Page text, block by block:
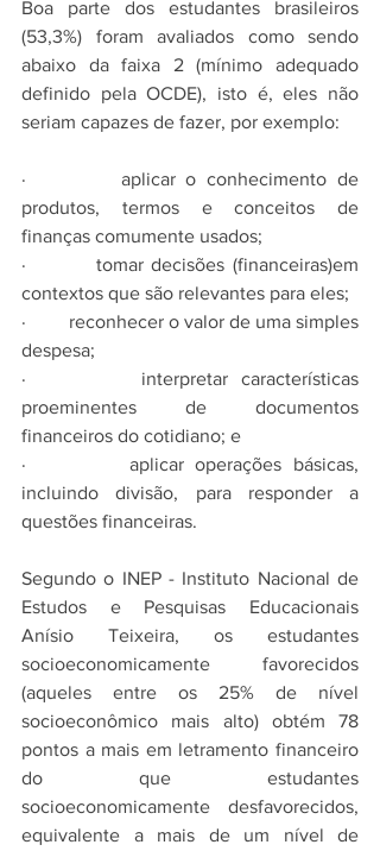
Boa parte dos estudantes brasileiros
(53,3%) foram avaliados como sendo
abaixo da faixa 2 (mínimo adequado
definido pela OCDE), isto é, eles não
seriam capazes de fazer, por exemplo:
·         aplicar o conhecimento de
produtos, termos e conceitos de
finanças comumente usados;
·         tomar decisões (financeiras)em
contextos que são relevantes para eles;
·         reconhecer o valor de uma simples
despesa;
·         interpretar características
proeminentes de documentos
financeiros do cotidiano; e
·         aplicar operações básicas,
incluindo divisão, para responder a
questões financeiras.
Segundo o INEP - Instituto Nacional de
Estudos e Pesquisas Educacionais
Anísio Teixeira, os estudantes
socioeconomicamente favorecidos
(aqueles entre os 25% de nível
socioeconômico mais alto) obtém 78
pontos a mais em letramento financeiro
do que estudantes
socioeconomicamente desfavorecidos,
equivalente a mais de um nível de